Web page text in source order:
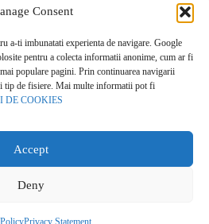
Consent
a-ti imbunatati experienta de navigare. Google
pentru a colecta informatii anonime, cum ar fi
populare pagini. Prin continuarea navigarii
tip de fisiere. Mai multe informatii pot fi
DE COOKIES
Accept
Deny
Privacy Statement
Rights Reserved.